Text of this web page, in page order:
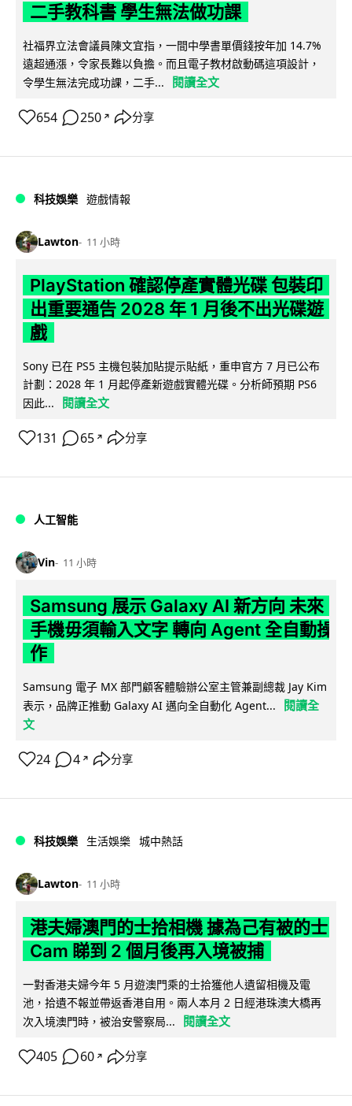
二手教科書 學生無法做功課
社福界立法會議員陳文宜指，一間中學書單價錢按年加 14.7%
遠超通漲，令家長難以負擔。而且電子教材啟動碼這項設計，
令學生無法完成功課，二手...
閱讀全文
654 250 ↗ 分享
科技娛樂 遊戲情報
Lawton 11 小時
PlayStation 確認停產實體光碟 包裝印
出重要通告 2028 年 1 月後不出光碟遊
戲
Sony 已在 PS5 主機包裝加貼提示貼紙，重申官方 7 月已公布
計劃：2028 年 1 月起停產新遊戲實體光碟。分析師預期 PS6
因此...
閱讀全文
131 65 ↗ 分享
人工智能
Vin 11 小時
Samsung 展示 Galaxy AI 新方向 未來
手機毋須輸入文字 轉向 Agent 全自動操
作
Samsung 電子 MX 部門顧客體驗辦公室主管兼副總裁 Jay Kim
表示，品牌正推動 Galaxy AI 邁向全自動化 Agent...
閱讀全
文
24 4 ↗ 分享
科技娛樂 生活娛樂 城中熱話
Lawton 11 小時
港夫婦澳門的士拾相機 據為己有被的士
Cam 睇到 2 個月後再入境被捕
一對香港夫婦今年 5 月遊澳門乘的士拾獲他人遺留相機及電
池，拾遺不報並帶返香港自用。兩人本月 2 日經港珠澳大橋再
次入境澳門時，被治安警察局...
閱讀全文
405 60 ↗ 分享